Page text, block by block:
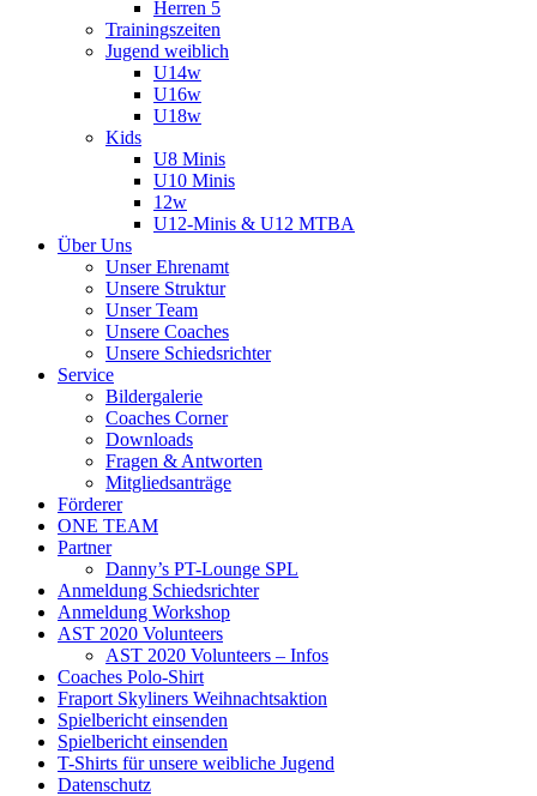
Herren 5
Trainingszeiten
Jugend weiblich
U14w
U16w
U18w
Kids
U8 Minis
U10 Minis
12w
U12-Minis & U12 MTBA
Über Uns
Unser Ehrenamt
Unsere Struktur
Unser Team
Unsere Coaches
Unsere Schiedsrichter
Service
Bildergalerie
Coaches Corner
Downloads
Fragen & Antworten
Mitgliedsanträge
Förderer
ONE TEAM
Partner
Danny’s PT-Lounge SPL
Anmeldung Schiedsrichter
Anmeldung Workshop
AST 2020 Volunteers
AST 2020 Volunteers – Infos
Coaches Polo-Shirt
Fraport Skyliners Weihnachtsaktion
Spielbericht einsenden
Spielbericht einsenden
T-Shirts für unsere weibliche Jugend
Datenschutz